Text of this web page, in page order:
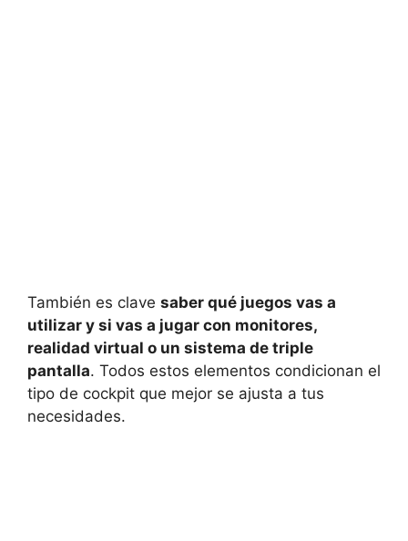
También es clave saber qué juegos vas a
utilizar y si vas a jugar con monitores,
realidad virtual o un sistema de triple
pantalla. Todos estos elementos condicionan el
tipo de cockpit que mejor se ajusta a tus
necesidades.